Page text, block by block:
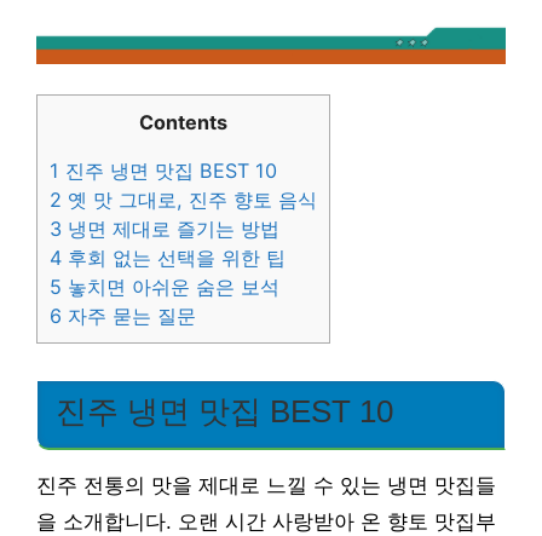
Contents
1 진주 냉면 맛집 BEST 10
2 옛 맛 그대로, 진주 향토 음식
3 냉면 제대로 즐기는 방법
4 후회 없는 선택을 위한 팁
5 놓치면 아쉬운 숨은 보석
6 자주 묻는 질문
진주 냉면 맛집 BEST 10
진주 전통의 맛을 제대로 느낄 수 있는 냉면 맛집들
을 소개합니다. 오랜 시간 사랑받아 온 향토 맛집부